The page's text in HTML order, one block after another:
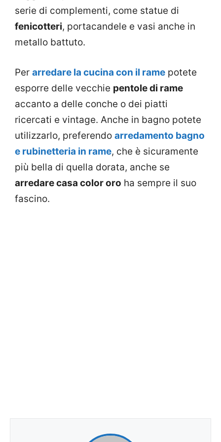
serie di complementi, come statue di
fenicotteri, portacandele e vasi anche in
metallo battuto.
Per arredare la cucina con il rame potete
esporre delle vecchie pentole di rame
accanto a delle conche o dei piatti
ricercati e vintage. Anche in bagno potete
utilizzarlo, preferendo arredamento bagno
e rubinetteria in rame, che è sicuramente
più bella di quella dorata, anche se
arredare casa color oro ha sempre il suo
fascino.